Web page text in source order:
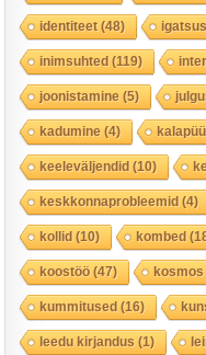
identiteet(48) igatsus
inimsuhted(119)
joonistamine (5)
kadumine (4)
keeleväljendid(10)
keskkonnaprobleemid(4)
kollid(10) kombed
koostöö(47) kosmos
kummitused(16)
leedu kirjandus (1)